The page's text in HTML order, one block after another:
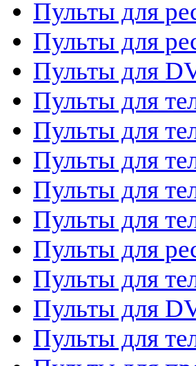
Пульты для
Пульты для
Пульты для
Пульты для
Пульты для
Пульты для
Пульты для
Пульты для
Пульты для
Пульты для
Пульты для
Пульты для